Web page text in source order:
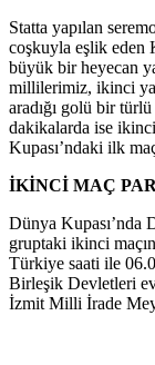
Statta yapılan
coşkuyla eşlik eden
büyük bir heyecan
millilerimiz, ikinci
aradığı golü bir türlü
dakikalarda ise
Kupası’ndaki ilk
İKİNCİ MAÇ
Dünya Kupası’nda
gruptaki ikinci
Türkiye saati ile
Birleşik Devletleri
İzmit Milli İrade